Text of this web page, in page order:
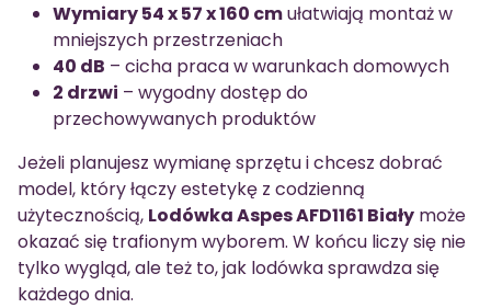
Wymiary 54 x 57 x 160 cmułatwiają montaż w
mniejszych przestrzeniach
40 dB – cicha praca w warunkach domowych
2 drzwi – wygodny dostęp do
przechowywanych produktów
Jeżeli planujesz wymianę sprzętu i chcesz dobrać
model, który łączy estetykę z codzienną
użytecznością, Lodówka Aspes AFD1161 Biały może
okazać się trafionym wyborem. W końcu liczy się nie
tylko wygląd, ale też to, jak lodówka sprawdza się
każdego dnia.